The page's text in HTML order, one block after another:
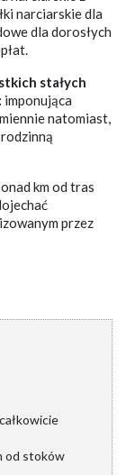
narciarskie dla
dla dorosłych
stałych
imponująca
natomiast,
km od tras
przez
od stoków